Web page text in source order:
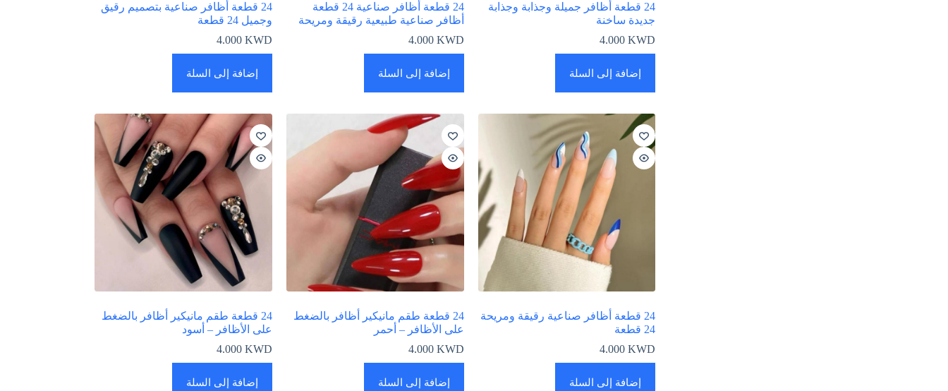
24 قطعة أظافر جميلة وجذابة وجذابة
جديدة ساخنة
4.000KWD
إضافة إلى السلة
24 قطعة أظافر صناعية 24 قطعة
أظافر صناعية طبيعية رقيقة ومريحة
4.000 KWD
إضافة إلى السلة
24 قطعة أظافر صناعية بتصميم رقيق
وجميل 24 قطعة
4.000 KWD
إضافة إلى السلة
24 قطعة أظافر صناعية رقيقة ومريحة
24 قطعة
4.000KWD
إضافة إلى السلة
24 قطعة طقم مانيكير أظافر بالضغط
على الأظافر – أحمر
4.000 KWD
إضافة إلى السلة
24 قطعة طقم مانيكير أظافر بالضغط
على الأظافر – أسود
4.000 KWD
إضافة إلى السلة